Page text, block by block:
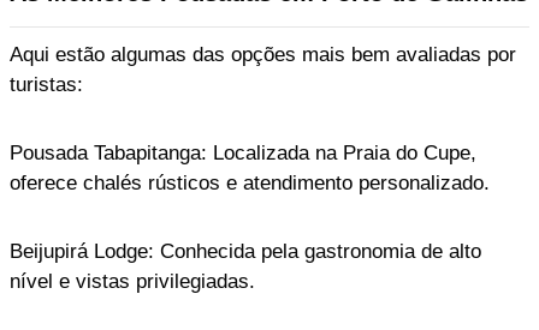
Aqui estão algumas das opções mais bem avaliadas por
turistas:
Pousada Tabapitanga: Localizada na Praia do Cupe,
oferece chalés rústicos e atendimento personalizado.
Beijupirá Lodge: Conhecida pela gastronomia de alto
nível e vistas privilegiadas.